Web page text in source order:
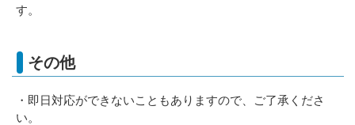
す。
その他
・即日対応ができないこともありますので、ご了承くださ
い。